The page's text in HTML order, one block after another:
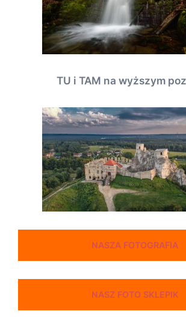
TU i TAM na wyższym
NASZA FOTOGRAFIA
NASZ FOTO SKLEPIK